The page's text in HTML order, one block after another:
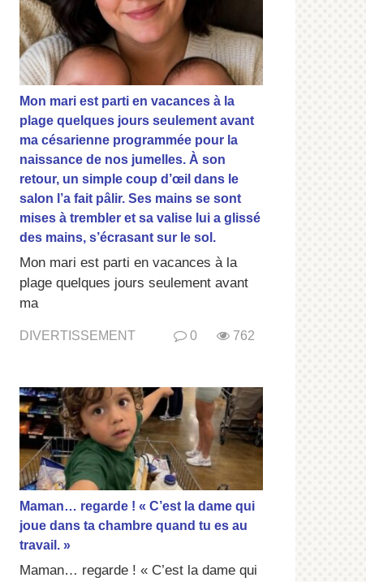
Mon mari est parti en vacances à la
plage quelques jours seulement avant
ma césarienne programmée pour la
naissance de nos jumelles. À son
retour, un simple coup d’œil dans le
salon l’a fait pâlir. Ses mains se sont
mises à trembler et sa valise lui a glissé
des mains, s’écrasant sur le sol.
Mon mari est parti en vacances à la
plage quelques jours seulement avant
ma
DIVERTISSEMENT 0 762
Maman… regarde ! « C’est la dame qui
joue dans ta chambre quand tu es au
travail. »
Maman… regarde ! « C’est la dame qui